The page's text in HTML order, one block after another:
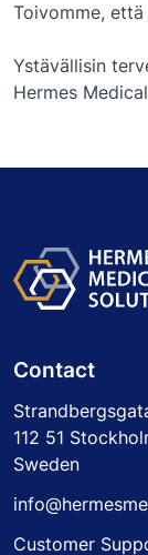
Toivomme,
Ystävällisin
Hermes
Contact
112 51
Sweden
Customer